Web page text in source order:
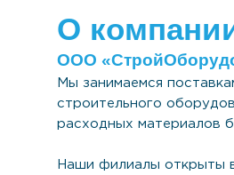
О
Мы занимаемся
строительного
расходных материалов
Наши филиалы открыты в
ООО